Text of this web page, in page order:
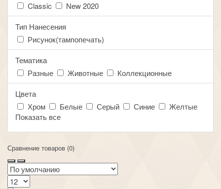
Classic
New 2020
Тип Нанесения
Рисунок(тампопечать)
Тематика
Разные
Животные
Коллекционные
Цвета
Хром
Белые Серый Синие
Желтые
Показать все
Сравнение товаров (0)